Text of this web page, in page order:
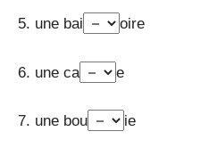
5. une bai oire
6. une ca e
7. une bou ie